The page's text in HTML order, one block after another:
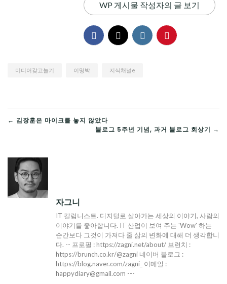
WP 게시물 작성자의 글 보기
미디어갖고놀기 이명박 지식채널e
글
탐
색
← 김장훈은 마이크를 놓지 않았다
블로그 5주년 기념, 과거 블로그 회상기 →
자그니
IT 칼럼니스트. 디지털로 살아가는 세상의 이야기, 사람의
이야기를 좋아합니다. IT 산업이 보여 주는 'Wow' 하는
순간보다 그것이 가져다 줄 삶의 변화에 대해 더 생각합니
다. -- 프로필 : https://zagni.net/about/ 브런치 :
https://brunch.co.kr/@zagni 네이버 블로그 :
https://blog.naver.com/zagni_ 이메일 :
happydiary@gmail.com ---